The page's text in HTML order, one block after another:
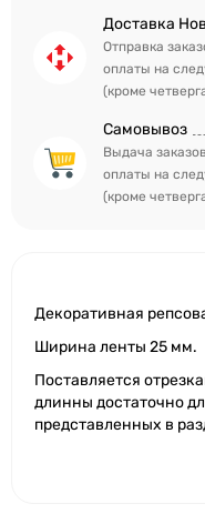
Доставка
Отправка
оплаты на
(кроме
Самовывоз
Выдача
оплаты на
(кроме
Декоративная
Ширина ленты 25 мм.
Поставляется
длинны достаточно
представленных в